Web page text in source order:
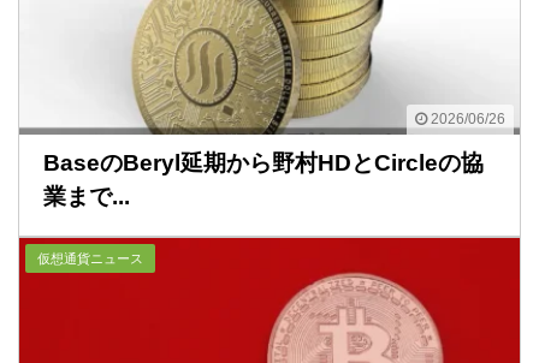
2026/06/26
BaseのBeryl延期から野村HDとCircleの協
業まで...
仮想通貨ニュース